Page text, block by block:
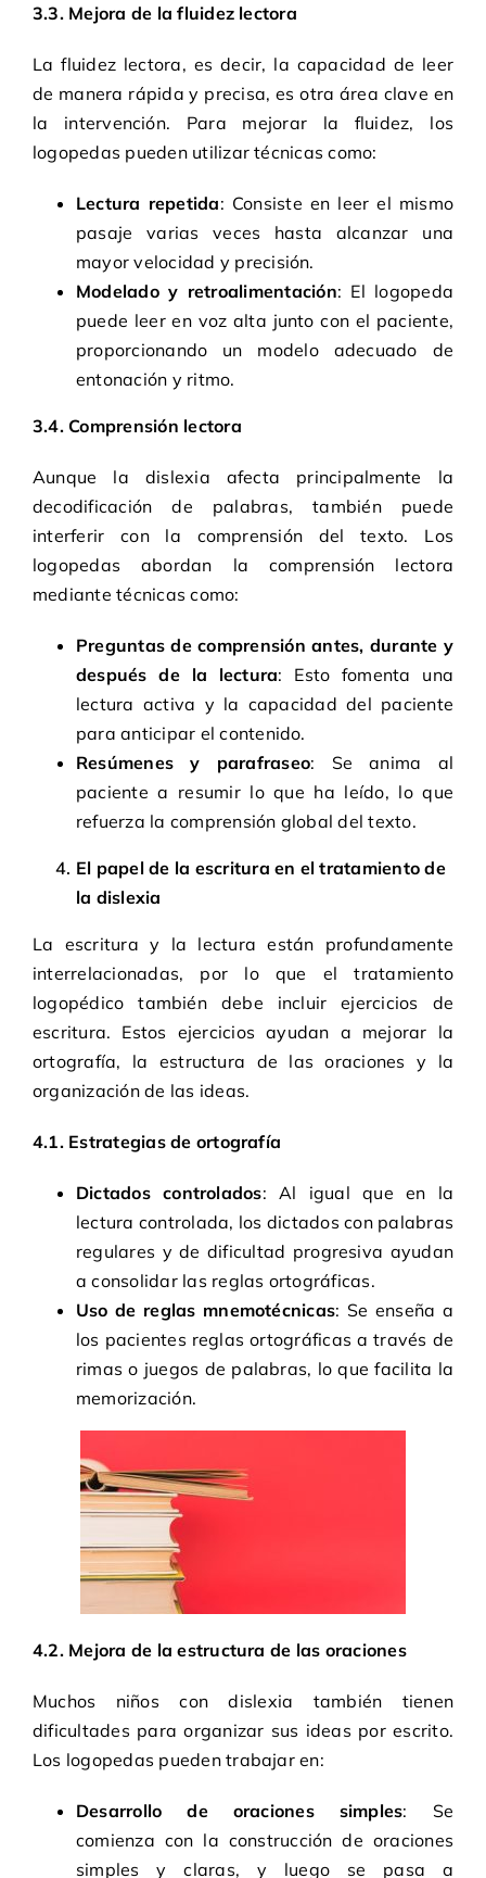
3.3. Mejora de la fluidez lectora
La fluidez lectora, es decir, la capacidad de leer
de manera rápida y precisa, es otra área clave en
la intervención. Para mejorar la fluidez, los
logopedas pueden utilizar técnicas como:
Lectura repetida: Consiste en leer el mismo
pasaje varias veces hasta alcanzar una
mayor velocidad y precisión.
Modelado y retroalimentación: El logopeda
puede leer en voz alta junto con el paciente,
proporcionando un modelo adecuado de
entonación y ritmo.
3.4. Comprensión lectora
Aunque la dislexia afecta principalmente la
decodificación de palabras, también puede
interferir con la comprensión del texto. Los
logopedas abordan la comprensión lectora
mediante técnicas como:
Preguntas de comprensión antes, durante y
después de la lectura: Esto fomenta una
lectura activa y la capacidad del paciente
para anticipar el contenido.
Resúmenes y parafraseo: Se anima al
paciente a resumir lo que ha leído, lo que
refuerza la comprensión global del texto.
El papel de la escritura en el tratamiento de
la dislexia
La escritura y la lectura están profundamente
interrelacionadas, por lo que el tratamiento
logopédico también debe incluir ejercicios de
escritura. Estos ejercicios ayudan a mejorar la
ortografía, la estructura de las oraciones y la
organización de las ideas.
4.1. Estrategias de ortografía
Dictados controlados: Al igual que en la
lectura controlada, los dictados con palabras
regulares y de dificultad progresiva ayudan
a consolidar las reglas ortográficas.
Uso de reglas mnemotécnicas: Se enseña a
los pacientes reglas ortográficas a través de
rimas o juegos de palabras, lo que facilita la
memorización.
4.2. Mejora de la estructura de las oraciones
Muchos niños con dislexia también tienen
dificultades para organizar sus ideas por escrito.
Los logopedas pueden trabajar en:
Desarrollo de oraciones simples: Se
comienza con la construcción de oraciones
simples y claras, y luego se pasa a